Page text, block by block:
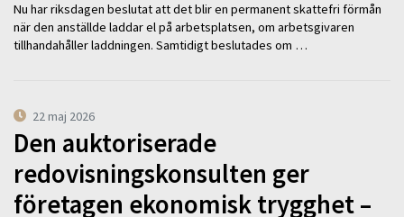
Nu har riksdagen beslutat att det blir en permanent skattefri förmån
när den anställde laddar el på arbetsplatsen, om arbetsgivaren
tillhandahåller laddningen. Samtidigt beslutades om …
22 maj 2026
Den auktoriserade
redovisningskonsulten ger
företagen ekonomisk trygghet –